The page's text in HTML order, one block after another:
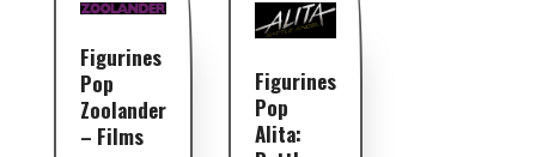
Figurines
Pop
Zoolander
– Films
Figurines
Pop
Alita: